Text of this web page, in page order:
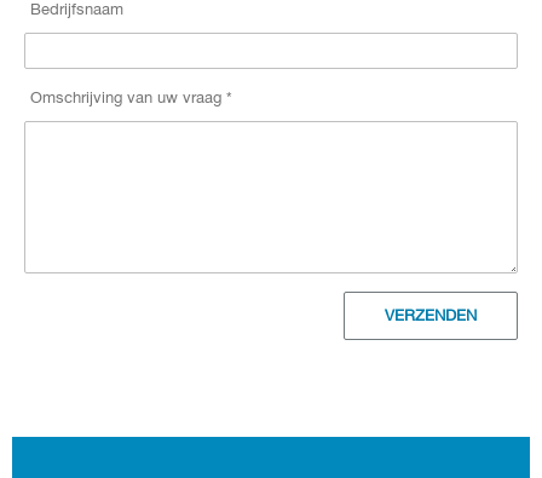
Bedrijfsnaam
Omschrijving van uw vraag *
VERZENDEN